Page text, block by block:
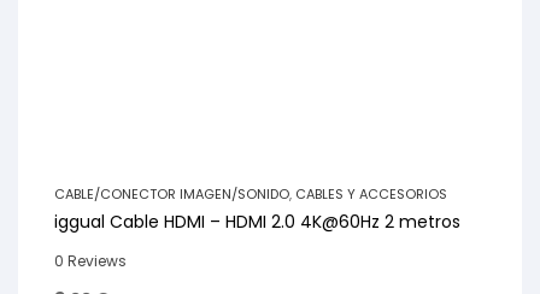
CABLE/CONECTOR IMAGEN/SONIDO, CABLES Y ACCESORIOS
iggual Cable HDMI – HDMI 2.0 4K@60Hz 2 metros
0 Reviews